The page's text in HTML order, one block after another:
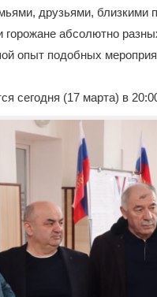
друзьями, близкими
абсолютно
опыт подобных
сегодня (17 марта) в